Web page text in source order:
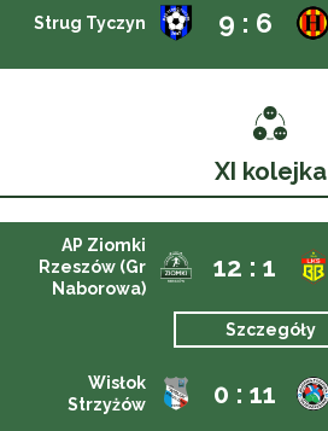
Strug Tyczyn 9 : 6
XI kolejka
AP Ziomki
Rzeszów (Gr
Naborowa)
12 : 1
Szczegóły
Wisłok
Strzyżów
0 : 11